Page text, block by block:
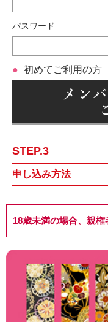
パスワード
初めてご利用の方
STEP.3
申し込み方法
18歳未満の場合、親権